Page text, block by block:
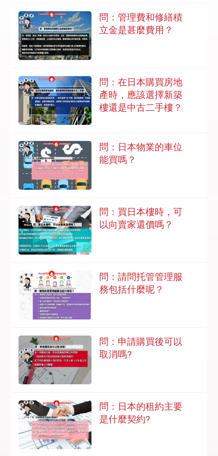
問：管理費和修繕積
立金是甚麼費用？
問：在日本購買房地
產時，應該選擇新築
樓還是中古二手樓？
問：日本物業的車位
能買嗎？
問：買日本樓時，可
以向賣家還價嗎？
問：請問托管管理服
務包括什麼呢？
問：申請購買後可以
取消嗎?
問：日本的租約主要
是什麼契約?